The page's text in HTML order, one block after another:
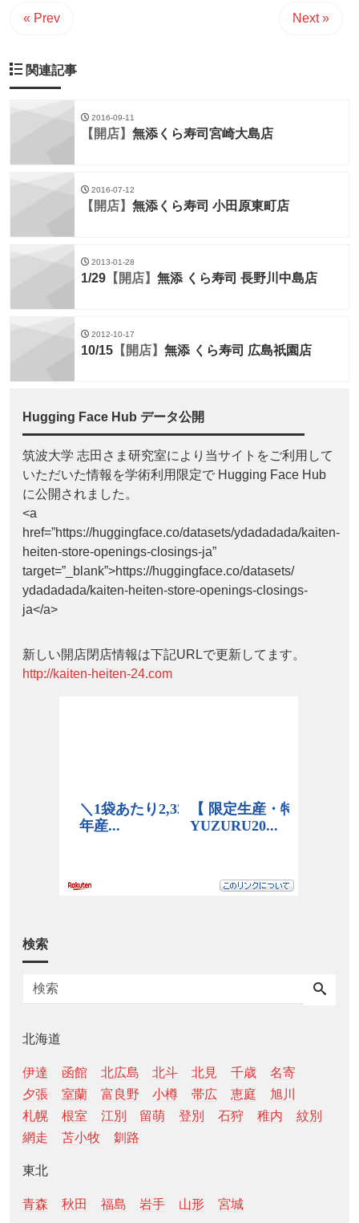
« Prev Next »
関連記事
2016-09-11
【開店】 無添くら寿司宮崎大島店
2016-07-12
【開店】 無添くら寿司 小田原東町店
2013-01-28
1/29 【開店】 無添 くら寿司 長野川中島店
2012-10-17
10/15 【開店】 無添 くら寿司 広島祇園店
Hugging Face Hub データ公開
筑波大学 志田さま研究室により当サイトをご利用して
いただいた情報を学術利用限定で Hugging Face Hub
に公開されました。
<a
href=”https://huggingface.co/datasets/ydadadada/kaiten-
heiten-store-openings-closings-ja”
target=”_blank”>https://huggingface.co/datasets/
ydadadada/kaiten-heiten-store-openings-closings-
ja</a>
新しい開店閉店情報は下記URLで更新してます。
http://kaiten-heiten-24.com
検索
北海道
伊達 函館 北広島 北斗 北見 千歳
名寄
夕張
室蘭 富良野 小樽 帯広 恵庭
旭川
札幌
根室 江別 留萌 登別 石狩 稚内
紋別
網走
苫小牧 釧路
東北
青森 秋田 福島 岩手 山形 宮城